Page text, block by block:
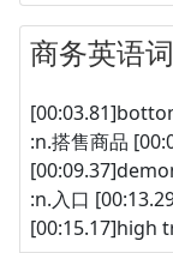
商务英语
:n.搭售商品
:n.入口
[00:15.17]high